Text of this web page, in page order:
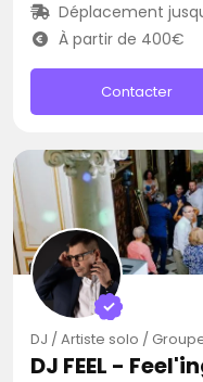
Déplacement
À partir de 400€
Contacter
DJ / Artiste solo /
DJ FEEL -